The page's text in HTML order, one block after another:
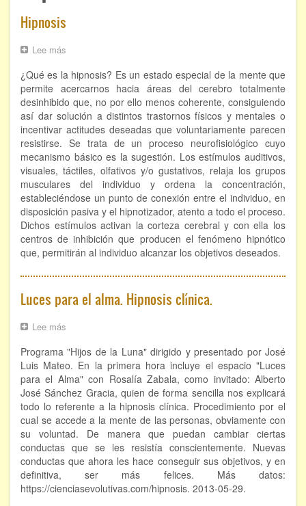
Chamanismo
Flores de Bach
Hipnosis
Los cristales de cuarzo
Radiestesia
Runas
Tarot
EVENTOS
FORMACIÓN
Viaje Astral, Evolución de la conciencia
Bioenergía Cuántica Evolutiva
Limpieza de las energías - - Próximamente TALLER
PRÁCTICO
NOTICIAS Y ENTREVISTAS
TERAPIAS
Hipnosis
Lee más
¿Qué es la hipnosis? Es un estado especial de la mente que
permite acercarnos hacia áreas del cerebro totalmente
desinhibido que, no por ello menos coherente, consiguiendo
así dar solución a distintos trastornos físicos y mentales o
incentivar actitudes deseadas que voluntariamente parecen
resistirse. Se trata de un proceso neurofisiológico cuyo
mecanismo básico es la sugestión. Los estímulos auditivos,
visuales, táctiles, olfativos y/o gustativos, relaja los grupos
musculares del individuo y ordena la concentración,
estableciéndose un punto de conexión entre el individuo, en
disposición pasiva y el hipnotizador, atento a todo el proceso.
Dichos estímulos activan la corteza cerebral y con ella los
centros de inhibición que producen el fenómeno hipnótico
que, permitirán al individuo alcanzar los objetivos deseados.
Luces para el alma. Hipnosis clínica.
Lee más
para
el
alma.
Hipnosis
clínica.
Programa "Hijos de la Luna" dirigido y presentado por José
Luis Mateo. En la primera hora incluye el espacio "Luces
para el Alma" con Rosalía Zabala, como invitado: Alberto
José Sánchez Gracia, quien de forma sencilla nos explicará
todo lo referente a la hipnosis clínica. Procedimiento por el
cual se accede a la mente de las personas, obviamente con
su voluntad. De manera que puedan cambiar ciertas
conductas que se les resistía conscientemente. Nuevas
conductas que ahora les hace conseguir sus objetivos, y en
definitiva, ser más felices. Más datos:
https://cienciasevolutivas.com/hipnosis. 2013-05-29.